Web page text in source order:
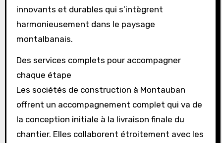
innovants et durables qui s’intègrent
harmonieusement dans le paysage
montalbanais.
Des services complets pour accompagner
chaque étape
Les sociétés de construction à Montauban
offrent un accompagnement complet qui va de
la conception initiale à la livraison finale du
chantier. Elles collaborent étroitement avec les